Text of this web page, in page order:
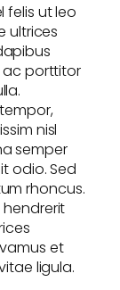
felis ut leo
ultrices
ac porttitor
nisl
semper
odio. Sed
rhoncus.
hendrerit
et
ligula.